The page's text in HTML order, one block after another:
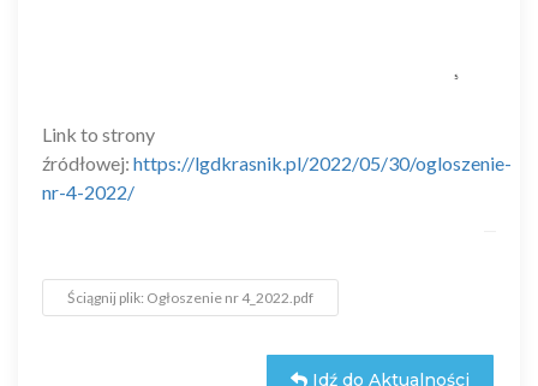
Link to strony
źródłowej: https://lgdkrasnik.pl/2022/05/30/ogloszenie-
nr-4-2022/
Ściągnij plik: Ogłoszenie nr 4_2022.pdf
Idź do Aktualności